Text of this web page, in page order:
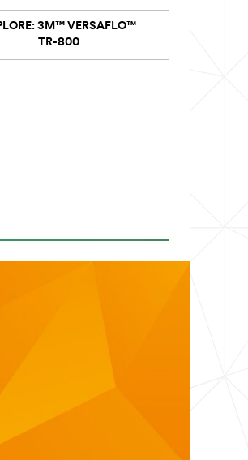
3M™ VERSAFLO™
TR-800